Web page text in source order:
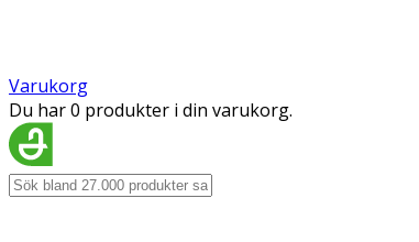
Varukorg
Du har 0 produkter i din varukorg.